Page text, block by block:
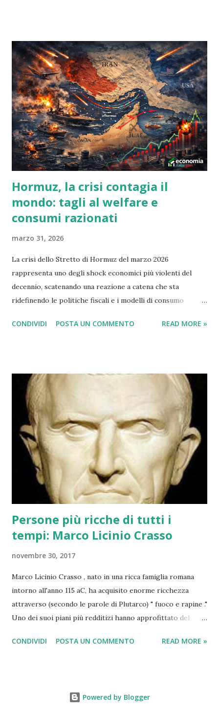
probabilità di vincita di ogni Gratta e Vinci sono indicate sul
retro del biglietto o sul sito web di Lottomatica. Lotto:
Probabilità di vincita più bassa: Le probabilità di vincere al
Lotto sono molto più basse rispetto ai Gratta e Vinci.
Premi più alti: In compenso, i premi del Lotto possono
essere molto più sostanziosi, arrivando a milioni di euro.
Conclusione: Se cerchi la soddisfazione immediata di
vincere qualcosa, anche se di piccolo valore, i Gr...
Hormuz, la crisi contagia il
mondo: tagli al welfare e
consumi razionati
marzo 31, 2026
La crisi dello Stretto di Hormuz del marzo 2026
rappresenta uno degli shock economici più violenti del
decennio, scatenando una reazione a catena che sta
ridefinendo le politiche fiscali e i modelli di consumo
seguito dell'escalation militare tra Iran, Israele e Stati
chiusura della "giugulare del mondo" non ha colpito solo i
prezzi alla pompa, ma ha intaccato le fondamenta stesse
della stabilità sociale. 1. Tagli al Welfare e Bilanci Pubblici
Per molti governi, specialmente in Europa e nei mercati
emergenti, l'impennata dei costi energetici ha creato buchi
di bilancio insostenibili. Sussidi Energetici: Le risorse
precedentemente destinate a sanità e istruzione sono state
dirottate per calmierare le bollette ed evitare rivolte
CONDIVIDI POSTA UN COMMENTO READ MORE »
Persone più ricche di tutti i
tempi: Marco Licinio Crasso
novembre 30, 2017
Marco Licinio Crasso , nato in una ricca famiglia romana
intorno all'anno 115 aC, ha acquisito enorme ricchezza
attraverso (secondo le parole di Plutarco) " fuoco e rapine ."
Uno dei suoi piani più redditizi hanno approfittato del
questo vuoto creando la sua brigata - 500 uomini forti -
contrattato sul prezzo dei loro servizi con il proprietario
CONDIVIDI POSTA UN COMMENTO READ MORE »
Powered by Blogger